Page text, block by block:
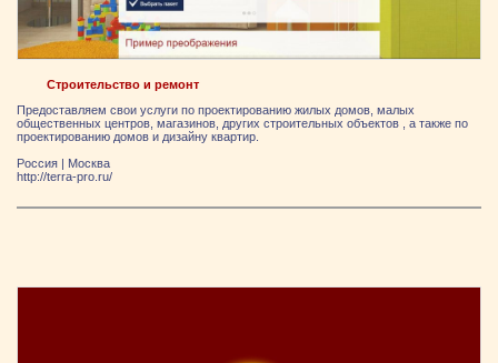
Строительство и ремонт
Предоставляем свои услуги по проектированию жилых домов, малых
общественных центров, магазинов, других строительных объектов , а также по
проектированию домов и дизайну квартир.
Россия
Москва
http://terra-pro.ru/